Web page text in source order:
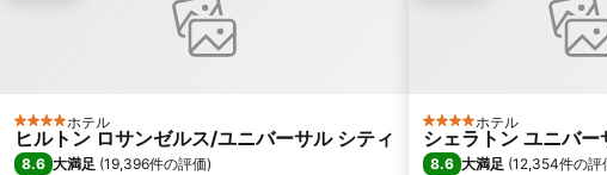
4 ホテルのランク
ホテル
ヒルトン ロサンゼルス/ユニバーサル シティ
8.6 大満足 (19,396件の評価)
4 ホテルのランク
ホテル
シェラトン ユニバー
8.6 大満足 (12,354件の評